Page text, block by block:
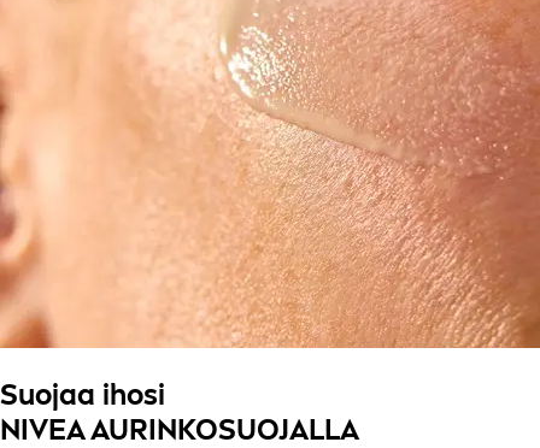
Suojaa ihosi
NIVEA AURINKOSUOJALLA